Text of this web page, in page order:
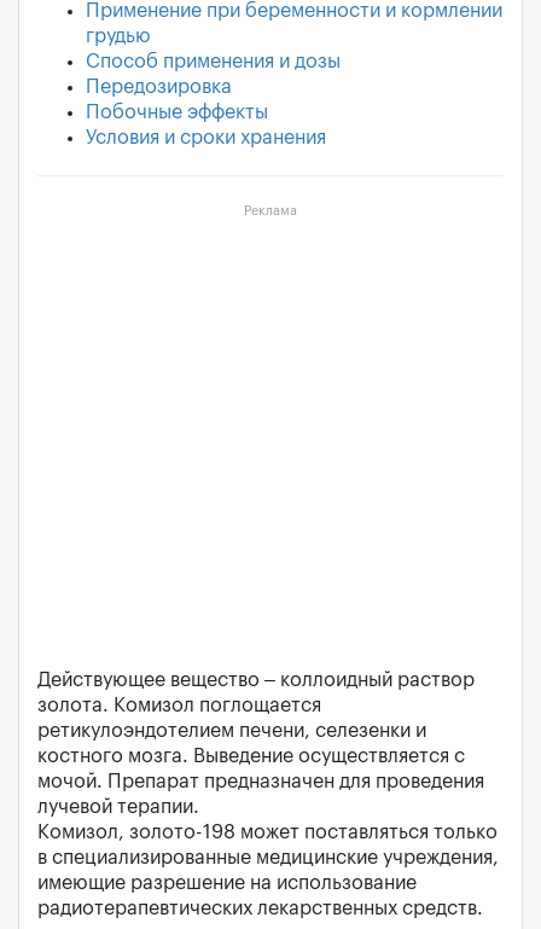
Применение при беременности и кормлении
грудью
Способ применения и дозы
Передозировка
Побочные эффекты
Условия и сроки хранения
Реклама
Действующее вещество – коллоидный раствор
золота. Комизол поглощается
ретикулоэндотелием печени, селезенки и
костного мозга. Выведение осуществляется с
мочой. Препарат предназначен для проведения
лучевой терапии.
Комизол, золото-198 может поставляться только
в специализированные медицинские учреждения,
имеющие разрешение на использование
радиотерапевтических лекарственных средств.